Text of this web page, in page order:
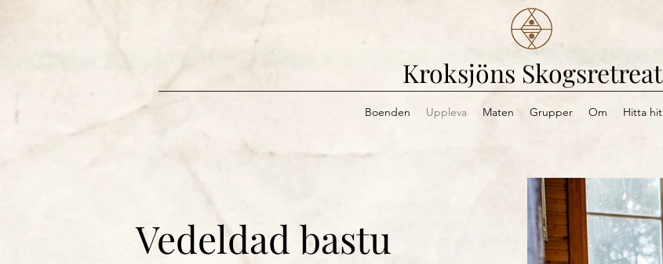
Kroksjöns Skogsretreat
Boenden Uppleva Maten Grupper Om Hitta hit
Vedeldad bastu